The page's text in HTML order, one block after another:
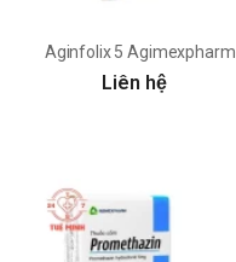
Aginfolix 5 Agimexpharm
Liên hệ